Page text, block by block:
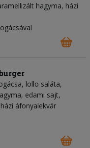
hagyma, házi
lollo saláta,
edami sajt,
áfonyalekvár